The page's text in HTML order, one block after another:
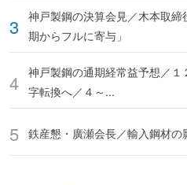
神戸製鋼の決算会見／木本取
期からフルに寄与」
神戸製鋼の通期経常益予想／
字転換へ／４～...
鉄産懇・廣瀬会長／輸入鋼材の